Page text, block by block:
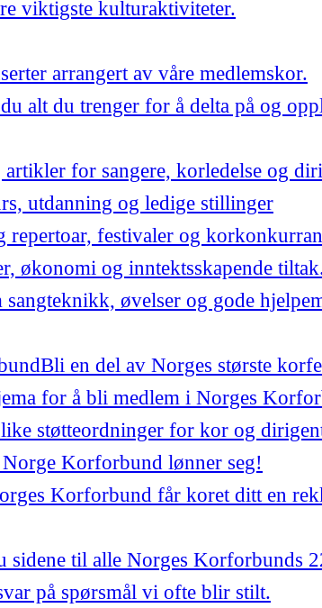
viktigste kulturaktiviteter.
arrangert av våre medlemskor.
alt du trenger for å delta på og
artikler for sangere, korledelse og
utdanning og ledige stillinger
repertoar, festivaler og
økonomi og inntektsskapende
øvelser og gode
Bli en del av Norges største
for å bli medlem i Norges
støtteordninger for kor og
Korforbund lønner seg!
Korforbund får koret ditt en
sidene til alle Norges Korforbunds
på spørsmål vi ofte blir stilt.